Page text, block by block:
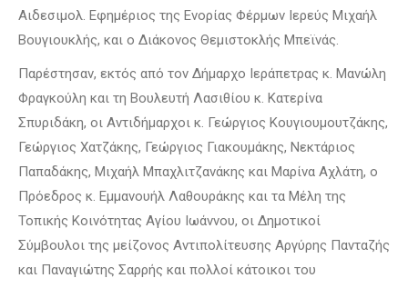
Αιδεσιμολ. Εφημέριος της Ενορίας Φέρμων Ιερεύς Μιχαήλ
Βουγιουκλής, και ο Διάκονος Θεμιστοκλής Μπεϊνάς.
Παρέστησαν, εκτός από τον Δήμαρχο Ιεράπετρας κ. Μανώλη
Φραγκούλη και τη Βουλευτή Λασιθίου κ. Κατερίνα
Σπυριδάκη, οι Αντιδήμαρχοι κ. Γεώργιος Κουγιουμουτζάκης,
Γεώργιος Χατζάκης, Γεώργιος Γιακουμάκης, Νεκτάριος
Παπαδάκης, Μιχαήλ Μπαχλιτζανάκης και Μαρίνα Αχλάτη, ο
Πρόεδρος κ. Εμμανουήλ Λαθουράκης και τα Μέλη της
Τοπικής Κοινότητας Αγίου Ιωάννου, οι Δημοτικοί
Σύμβουλοι της μείζονος Αντιπολίτευσης Αργύρης Πανταζής
και Παναγιώτης Σαρρής και πολλοί κάτοικοι του